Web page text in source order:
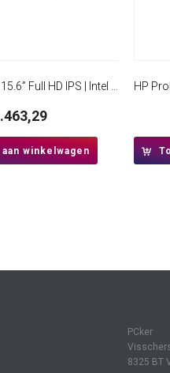
Dell 15 DC15250 | 15.6” Full HD IPS | Intel Core 3 100U | 8GB RAM | 512GB SSD | W11 Home
winkelwagen
PCker
8325 BT